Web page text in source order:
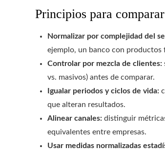
Principios para
Normalizar por complejidad del
ejemplo, un banco con productos
Controlar por mezcla de clientes:
vs. masivos) antes de comparar.
Igualar periodos y ciclos de vida:
que alteran resultados.
Alinear canales: distinguir
equivalentes entre empresas.
Usar medidas normalizadas